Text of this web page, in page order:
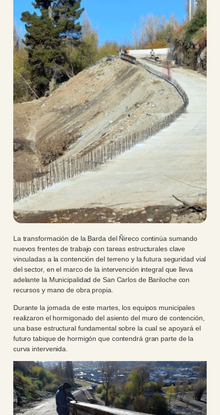
La transformación de la Barda del Ñireco continúa sumando
nuevos frentes de trabajo con tareas estructurales clave
vinculadas a la contención del terreno y la futura seguridad vial
del sector, en el marco de la intervención integral que lleva
adelante la Municipalidad de San Carlos de Bariloche con
recursos y mano de obra propia.
Durante la jornada de este martes, los equipos municipales
realizaron el hormigonado del asiento del muro de contención,
una base estructural fundamental sobre la cual se apoyará el
futuro tabique de hormigón que contendrá gran parte de la
curva intervenida.